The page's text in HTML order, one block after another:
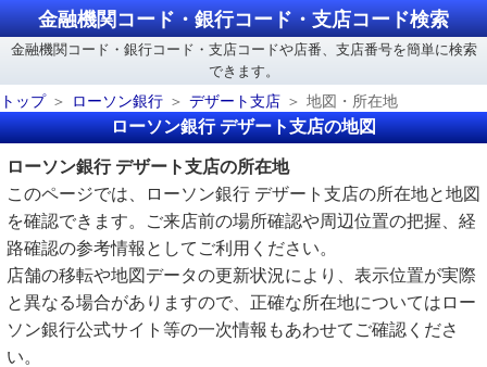
金融機関コード・銀行コード・支店コード検索
金融機関コード・銀行コード・支店コードや店番、支店番号を簡単に検索
できます。
トップ
ローソン銀行 デザート支店 地図・所在地
ローソン銀行 デザート支店の地図
ローソン銀行 デザート支店の所在地
このページでは、ローソン銀行 デザート支店の所在地と地図
を確認できます。ご来店前の場所確認や周辺位置の把握、経
路確認の参考情報としてご利用ください。
店舗の移転や地図データの更新状況により、表示位置が実際
と異なる場合がありますので、正確な所在地についてはロー
ソン銀行公式サイト等の一次情報もあわせてご確認くださ
い。